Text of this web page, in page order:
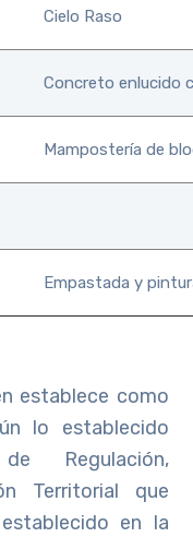
Cielo Raso
Concreto enlucido
Mampostería de
Empastada y
establece como
lo establecido
Regulación,
Territorial que
en la